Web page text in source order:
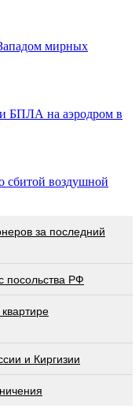
мирных
БПЛА на аэродром в
сбитой воздушной
за последний
посольства РФ
и Киргизии